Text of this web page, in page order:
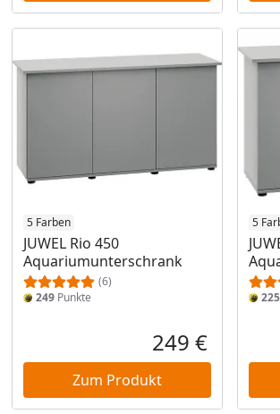
Preis
5 Farben
JUWEL Rio 450
Aquariumunterschrank
(6)
249 Punkte
Aktueller
249 €
Zum Produkt
5
225